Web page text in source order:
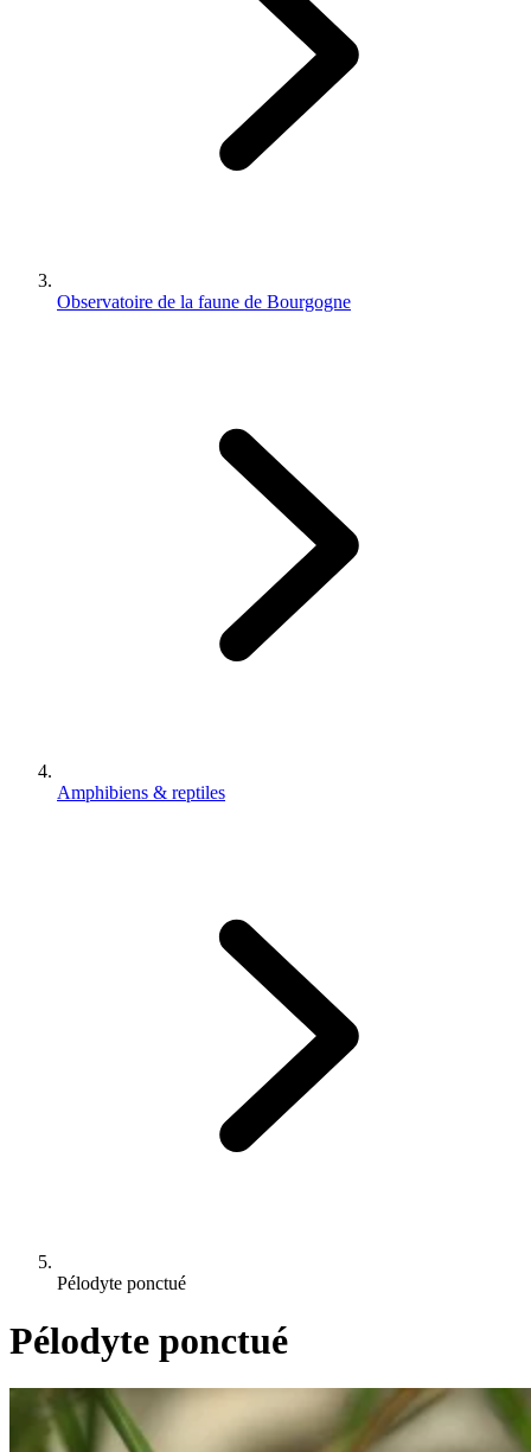
Observatoire de la faune de Bourgogne
Amphibiens & reptiles
Pélodyte ponctué
Pélodyte ponctué